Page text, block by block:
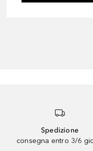
Spedizione
consegna entro 3/6